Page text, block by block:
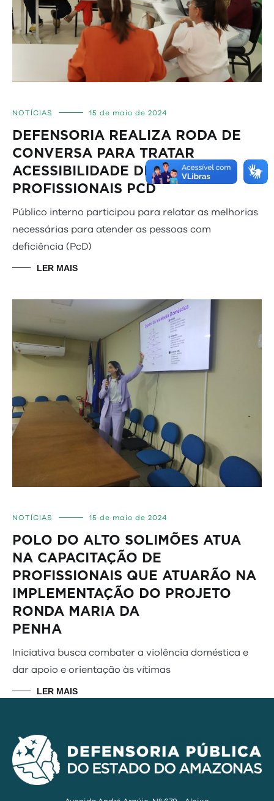
NOTÍCIAS 15 de maio de 2024
DEFENSORIA REALIZA RODA DE
CONVERSA PARA TRATAR
ACESSIBILIDADE DE
PROFISSIONAIS PCD
Público interno participou para relatar as melhorias
necessárias para atender as pessoas com
deficiência (PcD)
LER MAIS
NOTÍCIAS 15 de maio de 2024
POLO DO ALTO SOLIMÕES ATUA
NA CAPACITAÇÃO DE
PROFISSIONAIS QUE ATUARÃO NA
IMPLEMENTAÇÃO DO PROJETO
RONDA MARIA DA
Iniciativa busca combater a violência doméstica e
dar apoio e orientação às vítimas
LER MAIS